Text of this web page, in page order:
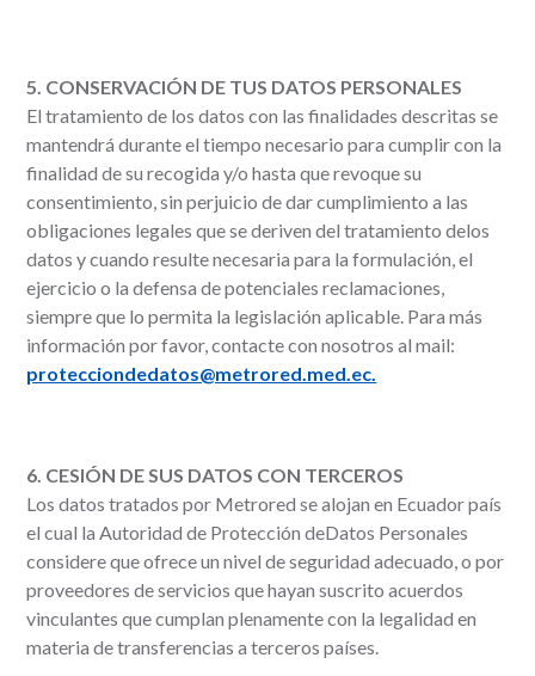
5. CONSERVACIÓN DE TUS DATOS PERSONALES
El tratamiento de los datos con las finalidades descritas se
mantendrá durante el tiempo necesario para cumplir con la
finalidad de su recogida y/o hasta que revoque su
consentimiento, sin perjuicio de dar cumplimiento a las
obligaciones legales que se deriven del tratamiento delos
datos y cuando resulte necesaria para la formulación, el
ejercicio o la defensa de potenciales reclamaciones,
siempre que lo permita la legislación aplicable. Para más
información por favor, contacte con nosotros al mail:
protecciondedatos@metrored.med.ec.
6. CESIÓN DE SUS DATOS CON TERCEROS
Los datos tratados por Metrored se alojan en Ecuador país
el cual la Autoridad de Protección deDatos Personales
considere que ofrece un nivel de seguridad adecuado, o por
proveedores de servicios que hayan suscrito acuerdos
vinculantes que cumplan plenamente con la legalidad en
materia de transferencias a terceros países.